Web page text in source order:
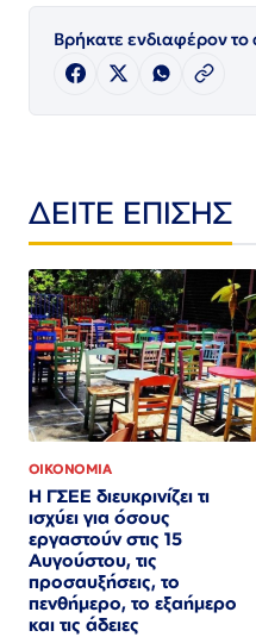
Βρήκατε ενδιαφέρον
ΔΕΙΤΕ ΕΠΙΣΗΣ
ΟΙΚΟΝΟΜΙΑ
Η ΓΣΕΕ διευκρινίζει τι
ισχύει για όσους
εργαστούν στις 15
Αυγούστου, τις
προσαυξήσεις, το
πενθήμερο, το εξαήμερο
και τις άδειες